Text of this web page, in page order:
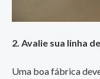
2. Avalie sua linha
Uma boa fábrica